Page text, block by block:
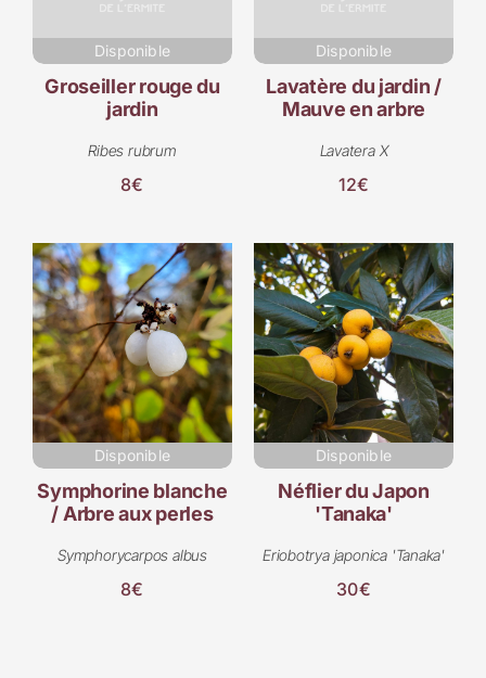
Disponible
Groseiller rouge du
jardin
Ribes rubrum
8€
Disponible
Lavatère du jardin /
Mauve en arbre
Lavatera X
12€
Disponible
Symphorine blanche
/ Arbre aux perles
Symphorycarpos albus
8€
Disponible
Néflier du Japon
'Tanaka'
Eriobotrya japonica 'Tanaka'
30€